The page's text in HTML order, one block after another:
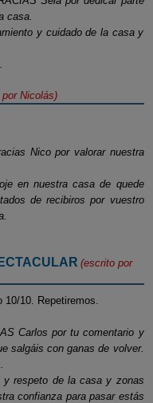
casa.
y cuidado de la casa y
por Nicolás)
Nico por valorar nuestra
en nuestra casa de quede
de recibiros por vuestro
(escrito por
10/10. Repetiremos.
Carlos por tu comentario y
salgáis con ganas de volver.
y respeto de la casa y zonas
confianza para pasar estás